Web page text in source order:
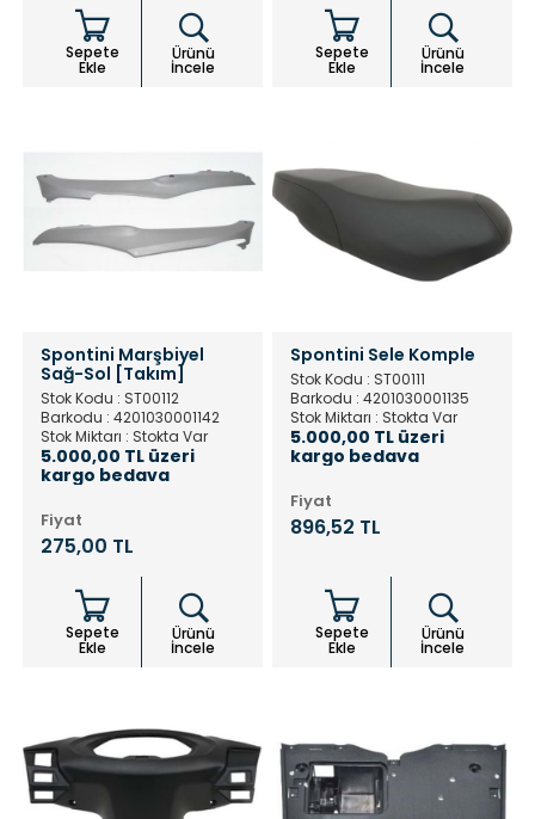
Sepete
Ekle
Ürünü
İncele
Sepete
Ekle
Ürünü
İncele
Spontini Marşbiyel
Sağ-Sol [Takım]
Stok Kodu : ST00112
Barkodu : 4201030001142
Stok Miktarı : Stokta Var
5.000,00 TL üzeri
kargo bedava
Fiyat
275,00 TL
Sepete
Ekle
Ürünü
İncele
Spontini Sele Komple
Stok Kodu : ST00111
Barkodu : 4201030001135
Stok Miktarı : Stokta Var
5.000,00 TL üzeri
kargo bedava
Fiyat
896,52 TL
Sepete
Ekle
Ürünü
İncele